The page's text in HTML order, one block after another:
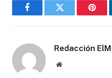
FacebookGorjeo
Redacción
Sitio